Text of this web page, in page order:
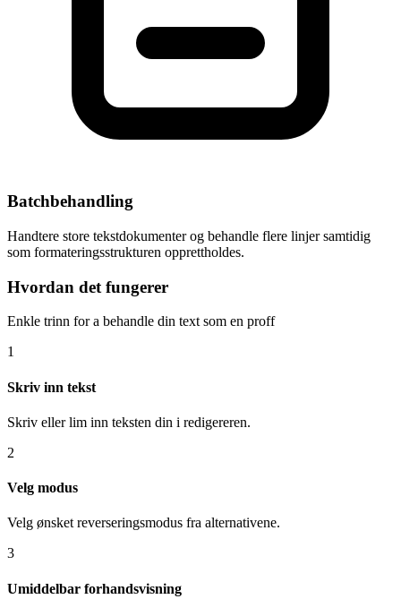
Batchbehandling
Handtere store tekstdokumenter og behandle flere linjer samtidig
som formateringsstrukturen opprettholdes.
Hvordan det fungerer
Enkle trinn for a behandle din text som en proff
1
Skriv inn tekst
Skriv eller lim inn teksten din i redigereren.
2
Velg modus
Velg ønsket reverseringsmodus fra alternativene.
3
Umiddelbar forhandsvisning